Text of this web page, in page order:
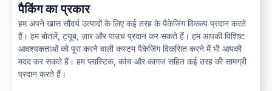
पैकिंग का प्रकार
हम अपने खास सौंदर्य उत्पादों के लिए कई तरह के पैकेजिंग विकल्प प्रदान करते
हैं। हम बोतलें, ट्यूब, जार और पाउच प्रदान कर सकते हैं। हम आपकी विशिष्ट
आवश्यकताओं को पूरा करने वाली कस्टम पैकेजिंग विकसित करने में भी आपकी
मदद कर सकते हैं। हम प्लास्टिक, कांच और कागज सहित कई तरह की सामग्री
प्रदान करते हैं।